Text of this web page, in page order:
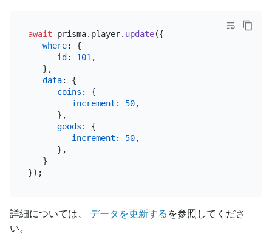
await prisma. player. update({
where: {
id : 101 ,
   },
data: {
coins : {
increment : 50,
      },
goods : {
increment : 50,
      },
   }
詳細については、 データを更新する を参照してくださ
い。